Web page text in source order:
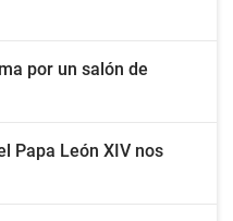
por un salón de
Papa León XIV nos